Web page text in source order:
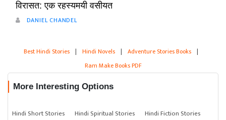
विरासत: एक रहस्यमयी वसीयत
DANIEL CHANDEL
Best Hindi Stories | Hindi Novels | Adventure Stories Books |
Ram Make Books PDF
More Interesting Options
Hindi Short Stories Hindi Spiritual Stories
Hindi Fiction Stories